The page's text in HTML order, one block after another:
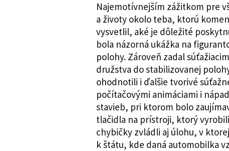
Najemotívnejším zážitkom pre
a životy okolo teba, ktorú
vysvetlil, aké je dôležité
bola názorná ukážka na
polohy. Zároveň zadal
družstva do stabilizovanej
ohodnotili i ďalšie tvorivé
počítačovými animáciami i
stavieb, pri ktorom bolo
tlačidla na prístroji, ktorý
chybičky zvládli aj úlohu, v
k štátu, kde daná automobilka